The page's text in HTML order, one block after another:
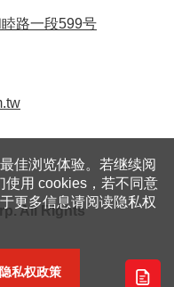
佳浏览体验。若继续阅
使用 cookies，若不同意
更多信息请阅读隐私权
隐私权政策
路一段599号
All Rights